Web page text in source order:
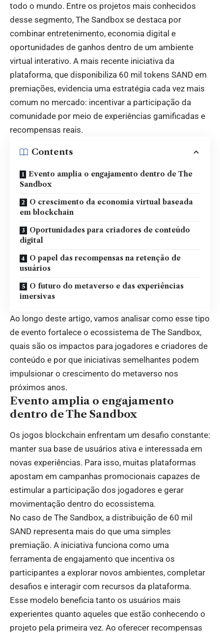
todo o mundo. Entre os projetos mais conhecidos
desse segmento, The Sandbox se destaca por
combinar entretenimento, economia digital e
oportunidades de ganhos dentro de um ambiente
virtual interativo. A mais recente iniciativa da
plataforma, que disponibiliza 60 mil tokens SAND em
premiações, evidencia uma estratégia cada vez mais
comum no mercado: incentivar a participação da
comunidade por meio de experiências gamificadas e
recompensas reais.
Contents
Evento amplia o engajamento dentro de The
Sandbox
O crescimento da economia virtual baseada
em blockchain
Oportunidades para criadores de conteúdo
digital
O papel das recompensas na retenção de
usuários
O futuro do metaverso e das experiências
imersivas
Ao longo deste artigo, vamos analisar como esse tipo
de evento fortalece o ecossistema de The Sandbox,
quais são os impactos para jogadores e criadores de
conteúdo e por que iniciativas semelhantes podem
impulsionar o crescimento do metaverso nos
próximos anos.
Evento amplia o engajamento
dentro de The Sandbox
Os jogos blockchain enfrentam um desafio constante:
manter sua base de usuários ativa e interessada em
novas experiências. Para isso, muitas plataformas
apostam em campanhas promocionais capazes de
estimular a participação dos jogadores e gerar
movimentação dentro do ecossistema.
No caso de The Sandbox, a distribuição de 60 mil
SAND representa mais do que uma simples
premiação. A iniciativa funciona como uma
ferramenta de engajamento que incentiva os
participantes a explorar novos ambientes, completar
desafios e interagir com recursos da plataforma.
Esse modelo beneficia tanto os usuários mais
experientes quanto aqueles que estão conhecendo o
projeto pela primeira vez. Ao oferecer recompensas